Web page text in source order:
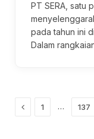
PT SERA, satu
pada tahun ini
Dalam
Previous
1 … 137